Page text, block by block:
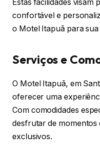
Estas facilidades visam
confortável e
o Motel Itapuã para
Serviços e
O Motel Itapuã, em
oferecer uma
Com comodidades
desfrutar de
exclusivos.